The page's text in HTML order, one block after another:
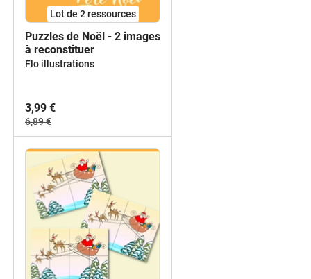
Lot de 2 ressources
Puzzles de Noël - 2 images
à reconstituer
Flo illustrations
3,99 €
6,89 €